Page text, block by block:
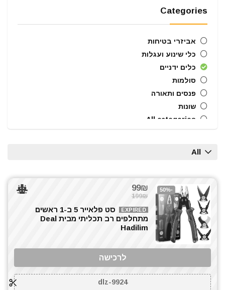
Categories
אביזרי בטיחות
כלי שינוע ועגלות
כלים ידניים
סולמות
פנסים ותאורה
שונות
All categories
All
-50%
99₪
199₪
EXPIRED
סט פלאייר 5 ב-1 ראשים
מתחלפים רב תכליתי מבית Deal
Hadilim
לרכישה
dlz-9924